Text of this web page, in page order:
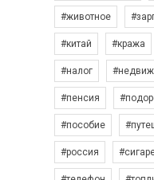
#животное
#китай #кража
#налог
#пенсия
#пособие
#россия